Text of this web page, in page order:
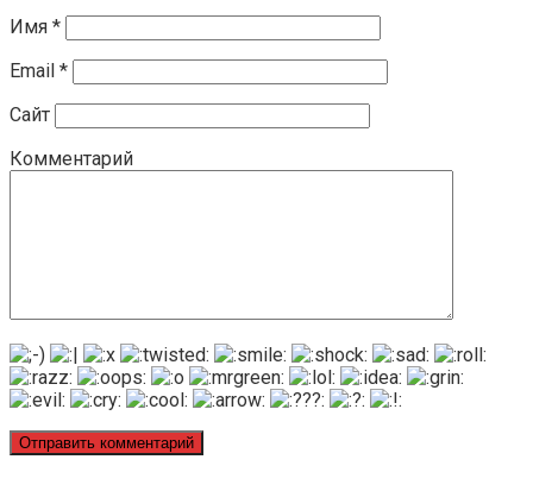
Имя *
Email *
Сайт
Комментарий